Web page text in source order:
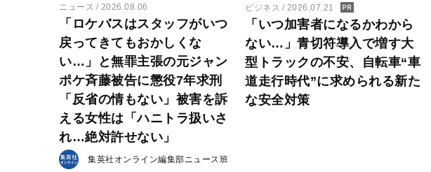
ニュース 2026.08.06
「ロケバスはスタッフがいつ
戻ってきてもおかしくな
い…」と無罪主張の元ジャン
ポケ斉藤被告に懲役7年求刑
「反省の情もない」被害を訴
える女性は「ハニトラ扱いさ
れ…絶対許せない」
集英社オンライン編集部ニュース班
ビジネス 2026.07.21
「いつ加害者になるかわから
ない…」青切符導入で増す大
型トラックの不安、自転車“車
道走行時代”に求められる新た
な安全対策